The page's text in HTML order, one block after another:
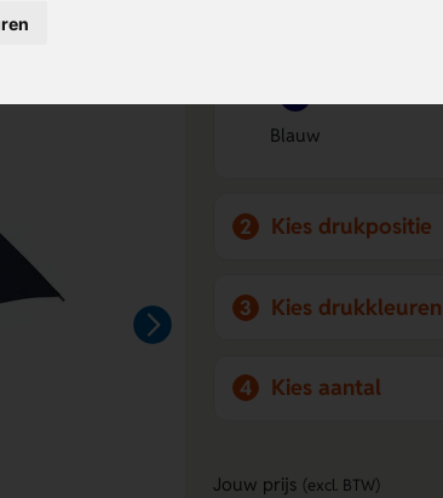
Blauw
2 Kies drukpositie
3 Kies drukkleuren
4 Kies aantal
Jouw prijs (excl. BTW)